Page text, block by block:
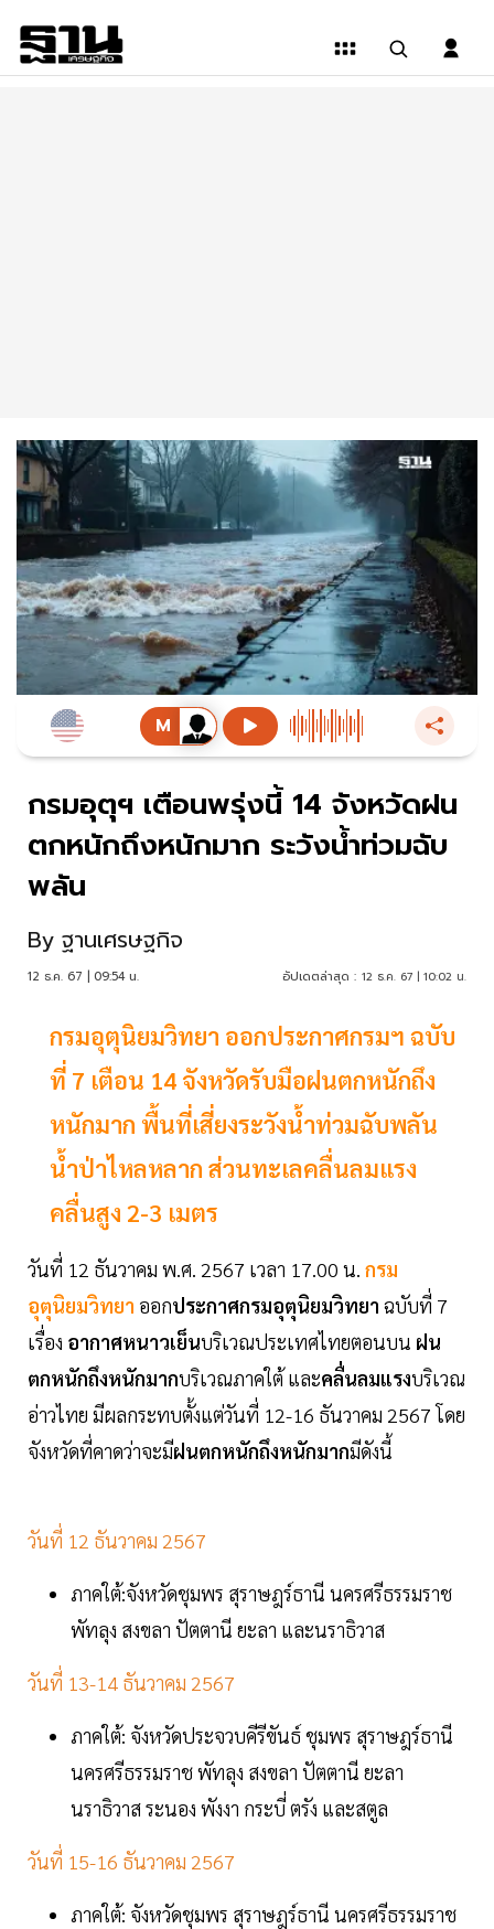
กรมอุตุฯ เตือนพรุ่งนี้ 14 จังหวัดฝน
ตกหนักถึงหนักมาก ระวังน้ำท่วมฉับ
พลัน
By ฐานเศรษฐกิจ
12 ธ.ค. 67 | 09:54 น. อัปเดตล่าสุด : 12 ธ.ค. 67 | 10:02 น.
กรมอุตุนิยมวิทยา ออกประกาศกรมฯ ฉบับ
ที่ 7 เตือน 14 จังหวัดรับมือฝนตกหนักถึง
หนักมาก พื้นที่เสี่ยงระวังน้ำท่วมฉับพลัน
น้ำป่าไหลหลาก ส่วนทะเลคลื่นลมแรง
คลื่นสูง 2-3 เมตร
วันที่ 12 ธันวาคม พ.ศ. 2567 เวลา 17.00 น. กรม
อุตุนิยมวิทยา ออกประกาศกรมอุตุนิยมวิทยา ฉบับที่ 7
เรื่อง อากาศหนาวเย็นบริเวณประเทศไทยตอนบน ฝน
ตกหนักถึงหนักมากบริเวณภาคใต้ และคลื่นลมแรงบริเวณ
อ่าวไทย มีผลกระทบตั้งแต่วันที่ 12-16 ธันวาคม 2567 โดย
จังหวัดที่คาดว่าจะมีฝนตกหนักถึงหนักมากมีดังนี้
วันที่ 12 ธันวาคม 2567
ภาคใต้:จังหวัดชุมพร สุราษฎร์ธานี นครศรีธรรมราช
พัทลุง สงขลา ปัตตานี ยะลา และนราธิวาส
วันที่ 13-14 ธันวาคม 2567
ภาคใต้: จังหวัดประจวบคีรีขันธ์ ชุมพร สุราษฎร์ธานี
นครศรีธรรมราช พัทลุง สงขลา ปัตตานี ยะลา
นราธิวาส ระนอง พังงา กระบี่ ตรัง และสตูล
วันที่ 15-16 ธันวาคม 2567
ภาคใต้: จังหวัดชุมพร สุราษฎร์ธานี นครศรีธรรมราช